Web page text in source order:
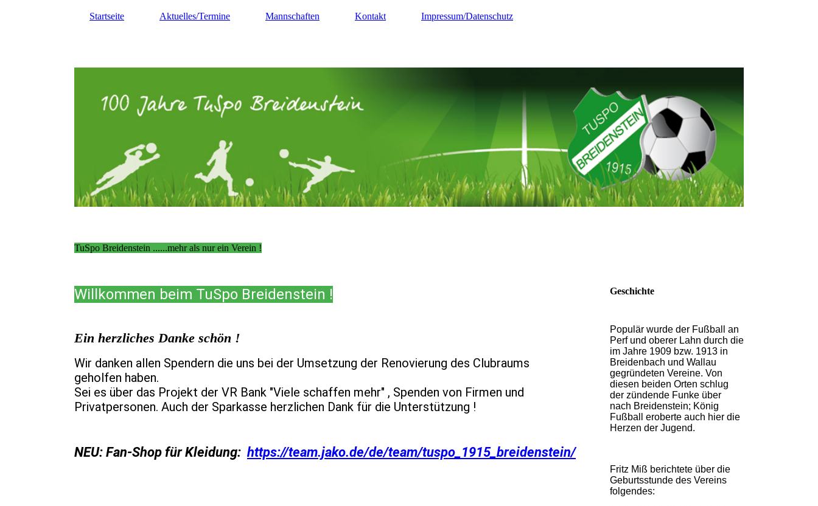
Startseite Aktuelles/Termine Mannschaften Kontakt Impressum/Datenschutz
TuSpo Breidenstein ......mehr als nur ein Verein !
Willkommen beim TuSpo Breidenstein !
Ein herzliches Danke schön !
Wir danken allen Spendern die uns bei der Umsetzung der Renovierung des Clubraums
geholfen haben.
Sei es über das Projekt der VR Bank "Viele schaffen mehr" , Spenden von Firmen und
Privatpersonen. Auch der Sparkasse herzlichen Dank für die Unterstützung !
NEU: Fan-Shop für Kleidung: https://team.jako.de/de/team/tuspo_1915_breidenstein/
Geschichte
Populär wurde der Fußball an
Perf und oberer Lahn durch die
im Jahre 1909 bzw. 1913 in
Breidenbach und Wallau
gegründeten Vereine. Von
diesen beiden Orten schlug
der zündende Funke über
nach Breidenstein; König
Fußball eroberte auch hier die
Herzen der Jugend.
Fritz Miß berichtete über die
Geburtsstunde des Vereins
folgendes: